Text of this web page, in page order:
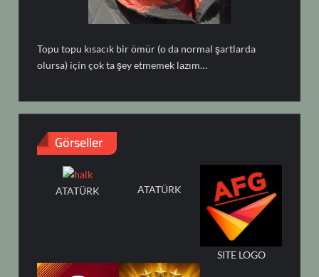
Topu topu kısacık bir ömür (o da normal şartlarda
olursa) için çok ta şey etmemek lazım…
Görseller
ATATÜRK ATATÜRK
SITE LOGO